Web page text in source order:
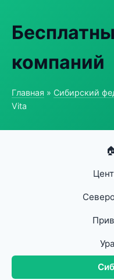
компаний
Главная » Сибирский
Vita